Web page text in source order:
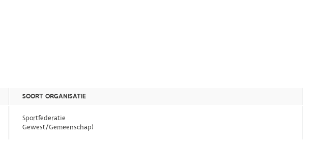
SOORT ORGANISATIE
Sportfederatie
Gewest/Gemeenschap)